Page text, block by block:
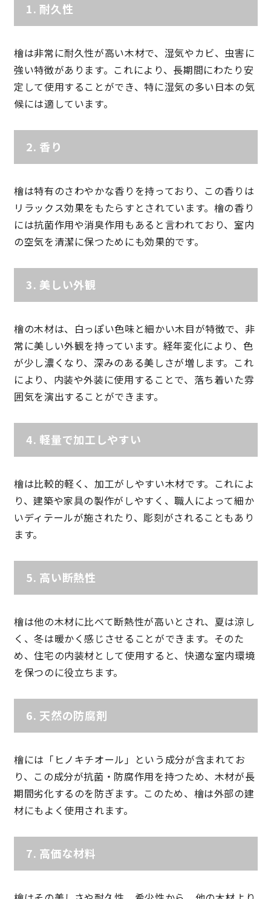
nattoku
nattoku住宅 10のこだわり
家具まで標準仕様の空間コーディネート
身体に優しい自然素材の家
耐震等級3 & 許容応力度計算 全棟標準
徹底したコストダウンの追求
頑丈で長持ちの外壁
100年点検住宅
快適な室内環境へのこだわり
ラインナップ
最響の家
Groovin’
nattoku住宅25周年記念モデル
Blue Style
キママプラス
施工事例 お客さまの声
お知らせ
近日分譲予定情報
1.耐久性
檜は非常に耐久性が高い木材で、湿気やカビ、虫害に
強い特徴があります。これにより、長期間にわたり安
定して使用することができ、特に湿気の多い日本の気
候には適しています。
2. 香り
檜は特有のさわやかな香りを持っており、この香りは
リラックス効果をもたらすとされています。檜の香り
には抗菌作用や消臭作用もあると言われており、室内
の空気を清潔に保つためにも効果的です。
3. 美しい外観
檜の木材は、白っぽい色味と細かい木目が特徴で、非
常に美しい外観を持っています。経年変化により、色
が少し濃くなり、深みのある美しさが増します。これ
により、内装や外装に使用することで、落ち着いた雰
囲気を演出することができます。
4. 軽量で加工しやすい
檜は比較的軽く、加工がしやすい木材です。これによ
り、建築や家具の製作がしやすく、職人によって細か
いディテールが施されたり、彫刻がされることもあり
ます。
5. 高い断熱性
檜は他の木材に比べて断熱性が高いとされ、夏は涼し
く、冬は暖かく感じさせることができます。そのた
め、住宅の内装材として使用すると、快適な室内環境
を保つのに役立ちます。
6. 天然の防腐剤
檜には「ヒノキチオール」という成分が含まれてお
り、この成分が抗菌・防腐作用を持つため、木材が長
期間劣化するのを防ぎます。このため、檜は外部の建
材にもよく使用されます。
7. 高価な材料